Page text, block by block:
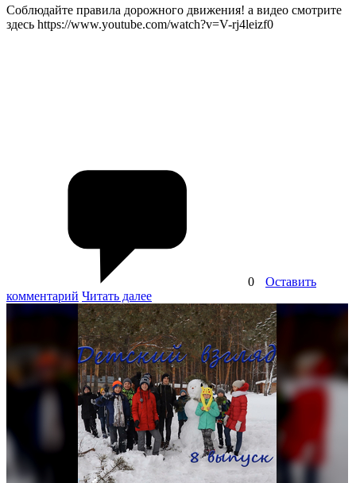
Соблюдайте правила дорожного движения! а видео смотрите
здесь https://www.youtube.com/watch?v=V-rj4leizf0
0
Оставить
комментарий Читать далее